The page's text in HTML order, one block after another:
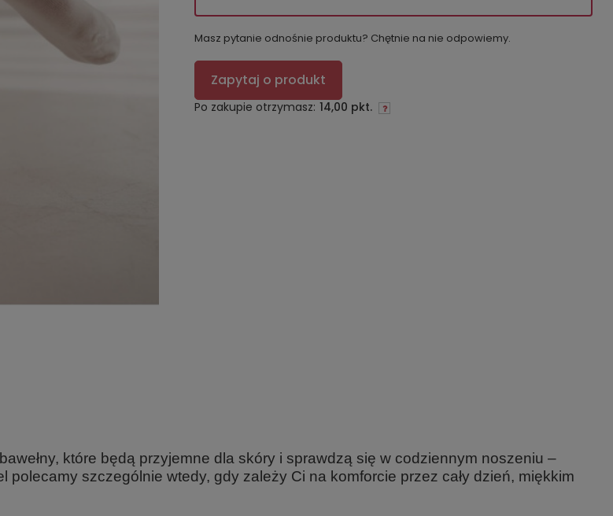
Masz pytanie odnośnie produktu? Chętnie na nie odpowiemy.
Zapytaj o produkt
Po zakupie otrzymasz: 14,00 pkt.
które będą przyjemne dla skóry i sprawdzą się w codziennym noszeniu –
polecamy szczególnie wtedy, gdy zależy Ci na komforcie przez cały dzień, miękkim